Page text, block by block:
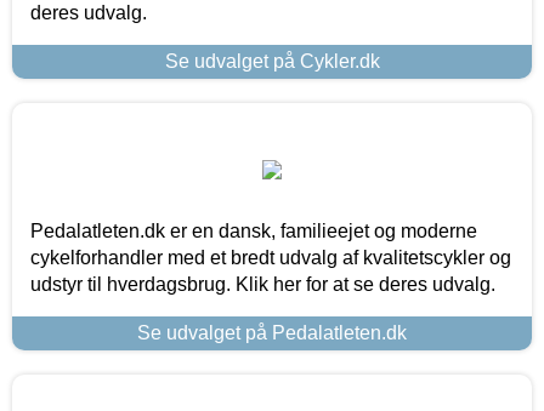
deres udvalg.
Se udvalget på Cykler.dk
Pedalatleten.dk er en dansk, familieejet og moderne
cykelforhandler med et bredt udvalg af kvalitetscykler og
udstyr til hverdagsbrug. Klik her for at se deres udvalg.
Se udvalget på Pedalatleten.dk